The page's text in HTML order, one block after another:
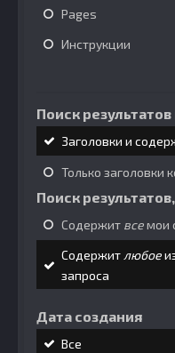
Pages
Инструкции
Поиск результатов
Заголовки и
Только заголовки
Поиск
Содержит всемои
Содержитлюбое
запроса
Дата создания
Все